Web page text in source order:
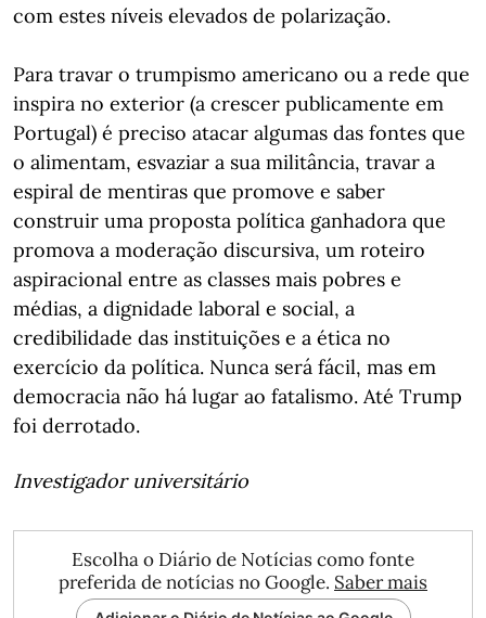
com estes níveis elevados de polarização.
Para travar o trumpismo americano ou a rede que
inspira no exterior (a crescer publicamente em
Portugal) é preciso atacar algumas das fontes que
o alimentam, esvaziar a sua militância, travar a
espiral de mentiras que promove e saber
construir uma proposta política ganhadora que
promova a moderação discursiva, um roteiro
aspiracional entre as classes mais pobres e
médias, a dignidade laboral e social, a
credibilidade das instituições e a ética no
exercício da política. Nunca será fácil, mas em
democracia não há lugar ao fatalismo. Até Trump
foi derrotado.
Investigador universitário
Escolha o Diário de Notícias como fonte
preferida de notícias no Google. Saber mais